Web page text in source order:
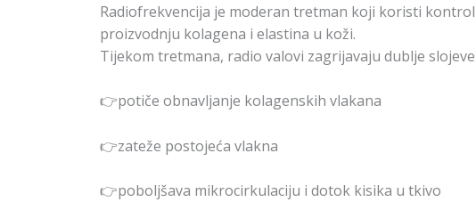
Radiofrekvencija je moderan tretman koji koristi
proizvodnju kolagena i elastina u koži.
Tijekom tretmana, radio valovi zagrijavaju dublje
👉potiče obnavljanje kolagenskih vlakana
👉zateže postojeća vlakna
👉poboljšava mikrocirkulaciju i dotok kisika u tkivo